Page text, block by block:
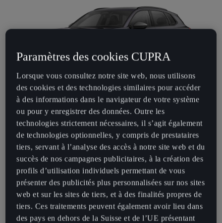
CUPRA TERRAMAR
Un SUV e-HYBRID chargé d’émotions et
électrisant doté de nouvelles technologies et
d’un design impressionnant. Découvrez la
CUPRA Terramar en version e-HYBRID avec
une autonomie électrique allant jusqu'à 123 km
ou en version essence.
Listes de prix
Paramètres des cookies CUPRA
Lorsque vous consultez notre site web, nous utilisons
des cookies et des technologies similaires pour accéder
à des informations dans le navigateur de votre système
ou pour y enregistrer des données. Outre les
technologies strictement nécessaires, il s’agit également
de technologies optionnelles, y compris de prestataires
tiers, servant à l’analyse des accès à notre site web et du
succès de nos campagnes publicitaires, à la création des
profils d’utilisation individuels permettant de vous
présenter des publicités plus personnalisées sur nos sites
web et sur les sites de tiers, et à des finalités propres de
tiers. Ces traitements peuvent également avoir lieu dans
des pays en dehors de la Suisse et de l’UE présentant